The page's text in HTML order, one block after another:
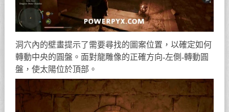
洞穴內的壁畫提示了需要尋找的圖案位置，以確定如何
轉動中央的圓盤。面對龍雕像的正確方向-左側-轉動圓
盤，使太陽位於頂部。